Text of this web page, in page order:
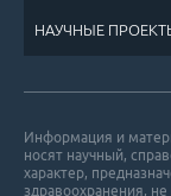
НАУЧНЫЕ
Информация и
носят научный,
характер,
здравоохранения,